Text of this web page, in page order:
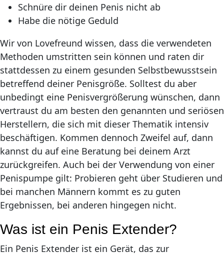
Schnüre dir deinen Penis nicht ab
Habe die nötige Geduld
Wir von Lovefreund wissen, dass die verwendeten
Methoden umstritten sein können und raten dir
stattdessen zu einem gesunden Selbstbewusstsein
betreffend deiner Penisgröße. Solltest du aber
unbedingt eine Penisvergrößerung wünschen, dann
vertraust du am besten den genannten und seriösen
Herstellern, die sich mit dieser Thematik intensiv
beschäftigen. Kommen dennoch Zweifel auf, dann
kannst du auf eine Beratung bei deinem Arzt
zurückgreifen. Auch bei der Verwendung von einer
Penispumpe gilt: Probieren geht über Studieren und
bei manchen Männern kommt es zu guten
Ergebnissen, bei anderen hingegen nicht.
Was ist ein Penis Extender?
Ein Penis Extender ist ein Gerät, das zur